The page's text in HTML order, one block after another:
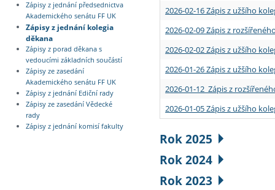
Zápisy z jednání předsednictva
Akademického senátu FF UK
Zápisy z jednání kolegia
děkana
Zápisy z porad děkana s
vedoucími základních součástí
Zápisy ze zasedání
Akademického senátu FF UK
Zápisy z jednání Ediční rady
Zápisy ze zasedání Vědecké
rady
Zápisy z jednání komisí fakulty
2026-02-16 Zápis z užšího
2026-02-09 Zápis z
2026-02-02 Zápis z užšího
2026-01-26 Zápis z užšího
2026-01-12 Zápis z
2026-01-05 Zápis z užšího
Rok 2025
Rok 2024
Rok 2023